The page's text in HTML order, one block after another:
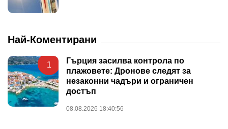
Най-Коментирани
1
Гърция засилва контрола по
плажовете: Дронове следят за
незаконни чадъри и ограничен
достъп
08.08.2026 18:40:56